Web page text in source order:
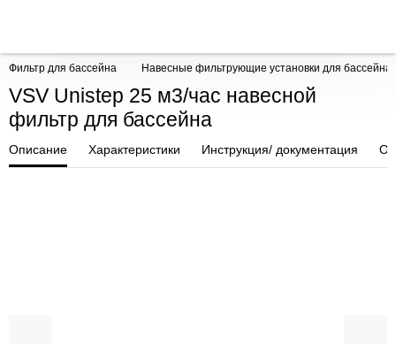
Фильтр для бассейна Навесные фильтрующие установки для бассейна
VSV Unistep 25 м3/час навесной
фильтр для бассейна
Описание Характеристики Инструкция/ документация